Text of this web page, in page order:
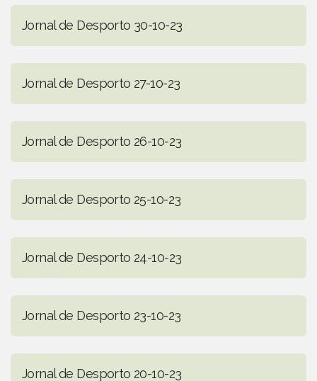
Jornal de Desporto 30-10-23
Jornal de Desporto 27-10-23
Jornal de Desporto 26-10-23
Jornal de Desporto 25-10-23
Jornal de Desporto 24-10-23
Jornal de Desporto 23-10-23
Jornal de Desporto 20-10-23